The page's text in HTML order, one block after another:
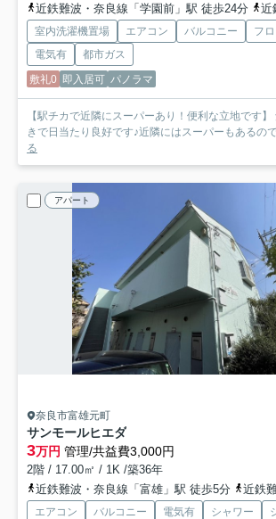
近鉄難波・奈良線「学園前」駅 徒歩24分
近鉄
室内洗濯機置場 エアコン バルコニー
フ
電気有
都市ガス
敷礼0 即入居可 パノラマ
【駅チカで近隣にスーパーあり！便利な立地です
きで日当たり良好です♪近隣にはスーパーもあるの
る
アパート
奈良市富雄元町
サンモールヒエダ
3万円 管理/共益費3,000円
2階 / 17.00㎡ / 1K /築36年
近鉄難波・奈良線「富雄」駅 徒歩5分
近鉄難波・奈良線「
エアコン バルコニー 電気有 シャワー